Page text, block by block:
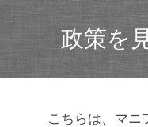
政策を
こちらは、マニ